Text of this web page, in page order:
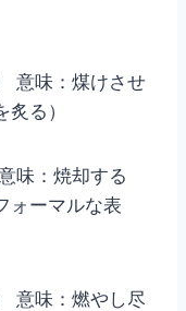
意味：煤けさせ
る）
味：焼却する
ォーマルな表
意味：燃やし尽